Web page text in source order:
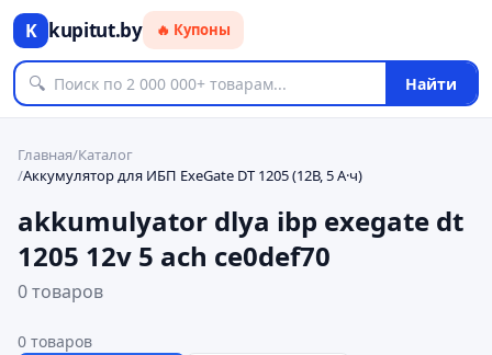
K kupitut.by 🔥 Купоны
🔍 Найти
Главная/Каталог
/Аккумулятор для ИБП ExeGate DT 1205 (12В, 5 А·ч)
akkumulyator dlya ibp exegate dt
1205 12v 5 ach ce0def70
0 товаров
0 товаров